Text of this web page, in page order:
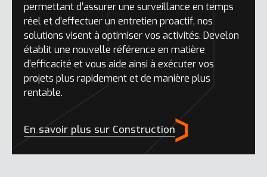
permettant d’assurer une surveillance en temps
réel et d’effectuer un entretien proactif, nos
solutions visent à optimiser vos activités. Develon
établit une nouvelle référence en matière
d’efficacité et vous aide ainsi à exécuter vos
projets plus rapidement et de manière plus
rentable.
En savoir plus sur Construction